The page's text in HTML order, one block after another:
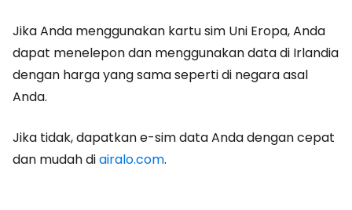
Jika Anda menggunakan kartu sim Uni Eropa, Anda
dapat menelepon dan menggunakan data di Irlandia
dengan harga yang sama seperti di negara asal
Anda.
Jika tidak, dapatkan e-sim data Anda dengan cepat
dan mudah diairalo.com.